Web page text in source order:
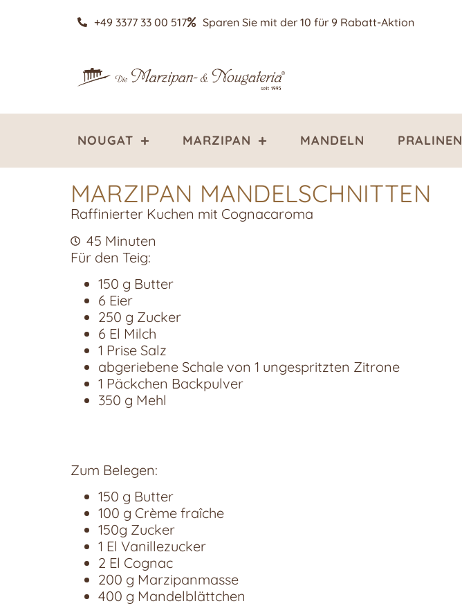
+49 3377 33 00 517 Sparen Sie mit der 10 für 9 Rabatt-Aktion
NOUGAT MARZIPAN MANDELN PRALINEN
MARZIPAN MANDELSCHNITTEN
Raffinierter Kuchen mit Cognacaroma
45 Minuten
Für den Teig:
150 g Butter
6 Eier
250 g Zucker
6 El Milch
1 Prise Salz
abgeriebene Schale von 1 ungespritzten Zitrone
1 Päckchen Backpulver
350 g Mehl
Zum Belegen:
150 g Butter
100 g Crème fraîche
150g Zucker
1 El Vanillezucker
2 El Cognac
200 g Marzipanmasse
400 g Mandelblättchen